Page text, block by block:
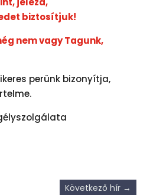
biztosítjuk!
nem vagy Tagunk,
perünk bizonyítja,
Következő hír →